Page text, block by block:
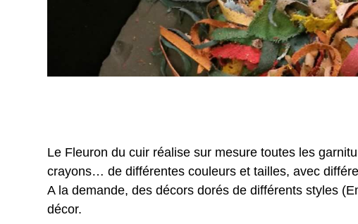
Le Fleuron du cuir réalise sur mesure toutes les
crayons… de différentes couleurs et tailles, avec
A la demande, des décors dorés de différents styles
décor.